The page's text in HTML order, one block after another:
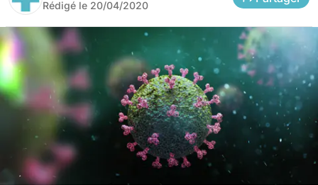
Rédigé le 20/04/2020